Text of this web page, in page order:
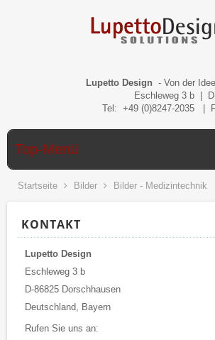
Lupetto Design - Von der
Eschleweg 3 b |
Tel: +49 (0)8247-2035 |
Top-Menü
Startseite Bilder Bilder - Medizintechnik
KONTAKT
Lupetto Design
Eschleweg 3 b
D-86825 Dorschhausen
Deutschland, Bayern
Rufen Sie uns an: